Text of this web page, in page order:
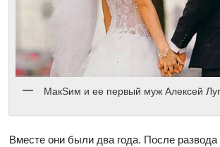
МакSим и ее первый муж Алексей
Вместе они были два года. После развода